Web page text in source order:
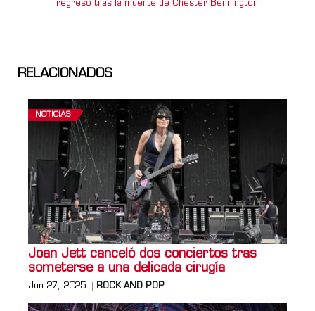
regreso tras la muerte de Chester Bennington
RELACIONADOS
NOTICIAS
Joan Jett canceló dos conciertos tras
someterse a una delicada cirugía
Jun 27, 2025 ROCK AND POP